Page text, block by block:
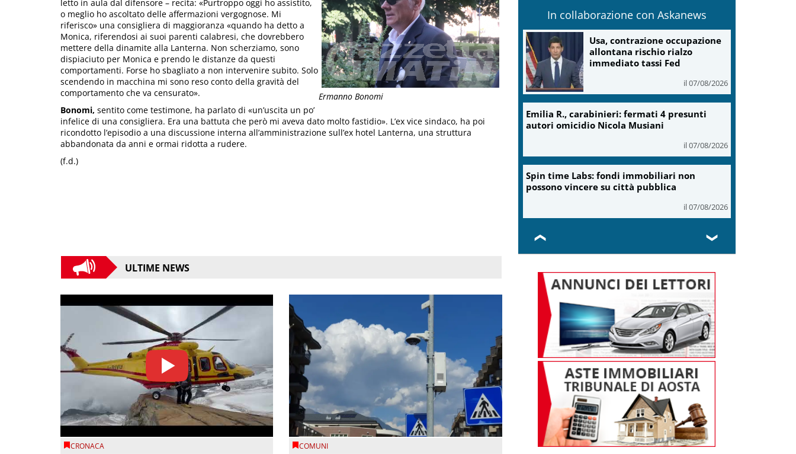
Ermanno Bonomi
letto in aula dal difensore – recita: «Purtroppo oggi ho assistito,
o meglio ho ascoltato delle affermazioni vergognose. Mi
riferisco» una consigliera di maggioranza «quando ha detto a
Monica, riferendosi ai suoi parenti calabresi, che dovrebbero
mettere della dinamite alla Lanterna. Non scherziamo, sono
dispiaciuto per Monica e prendo le distanze da questi
comportamenti. Forse ho sbagliato a non intervenire subito. Solo
scendendo in macchina mi sono reso conto della gravità del
comportamento che va censurato».
Bonomi, sentito come testimone, ha parlato di «un’uscita un po’
infelice di una consigliera. Era una battuta che però mi aveva dato molto fastidio». L’ex vice sindaco, ha poi
ricondotto l’episodio a una discussione interna all’amministrazione sull’ex hotel Lanterna, una struttura
abbandonata da anni e ormai ridotta a rudere.
(f.d.)
ULTIME NEWS
CRONACA COMUNI
In collaborazione con Askanews
Usa, contrazione occupazione
allontana rischio rialzo
immediato tassi Fed
il 07/08/2026
Emilia R., carabinieri: fermati 4 presunti
autori omicidio Nicola Musiani
il 07/08/2026
Spin time Labs: fondi immobiliari non
possono vincere su città pubblica
il 07/08/2026
❮ ❯